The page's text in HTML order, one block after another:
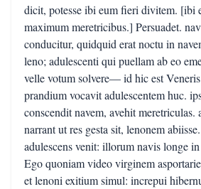
dicit, potesse ibi eum fieri divitem. [ibi
maximum meretricibus.] Persuadet.
conducitur, quidquid erat noctu in
leno; adulescenti qui puellam ab eo
velle votum solvere— id hic est
prandium vocavit adulescentem huc.
conscendit navem, avehit meretriculas.
narrant ut res gesta sit, lenonem
adulescens venit: illorum navis longe in
Ego quoniam video virginem
et lenoni exitium simul: increpui